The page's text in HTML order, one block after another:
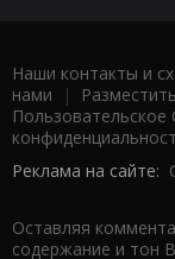
Наши контакты и
нами |
Пользовательское
Реклама на сайте:
Оставляя
содержание и тон